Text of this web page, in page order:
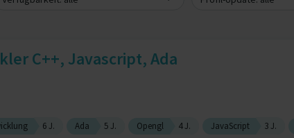
C++, Javascript, Ada
6 J. Ada 5 J. Opengl 4 J. JavaScript 3 J.